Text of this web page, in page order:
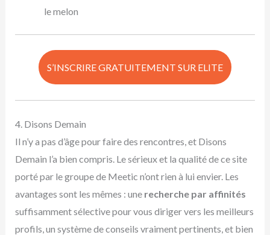
le melon
S’INSCRIRE GRATUITEMENT SUR ELITE
4. Disons Demain
Il n’y a pas d’âge pour faire des rencontres, et Disons
Demain l’a bien compris. Le sérieux et la qualité de ce site
porté par le groupe de Meetic n’ont rien à lui envier. Les
avantages sont les mêmes : une recherche par affinités
suffisamment sélective pour vous diriger vers les meilleurs
profils, un système de conseils vraiment pertinents, et bien